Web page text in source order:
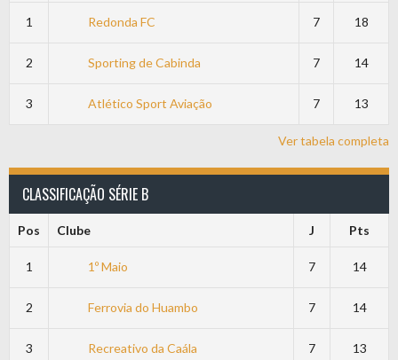
1 Redonda FC 7 18
2 Sporting de Cabinda 7 14
3 Atlético Sport Aviação 7 13
Ver tabela completa
CLASSIFICAÇÃO SÉRIE B
Pos Clube J Pts
1 1º Maio 7 14
2 Ferrovia do Huambo 7 14
3 Recreativo da Caála 7 13